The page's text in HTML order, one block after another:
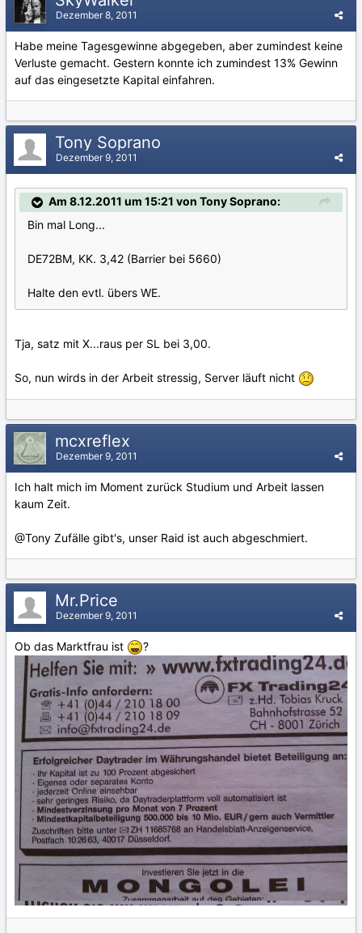
Dezember 8, 2011
Habe meine Tagesgewinne abgegeben, aber zumindest keine
Verluste gemacht. Gestern konnte ich zumindest 13% Gewinn
auf das eingesetzte Kapital einfahren.
Tony Soprano
Dezember 9, 2011
Am 8.12.2011 um 15:21 von Tony Soprano:
Bin mal Long...
DE72BM, KK. 3,42 (Barrier bei 5660)
Halte den evtl. übers WE.
Tja, satz mit X...raus per SL bei 3,00.
So, nun wirds in der Arbeit stressig, Server läuft nicht
mcxreflex
Dezember 9, 2011
Ich halt mich im Moment zurück Studium und Arbeit lassen
kaum Zeit.
@Tony Zufälle gibt's, unser Raid ist auch abgeschmiert.
Mr.Price
Dezember 9, 2011
Ob das Marktfrau ist ?